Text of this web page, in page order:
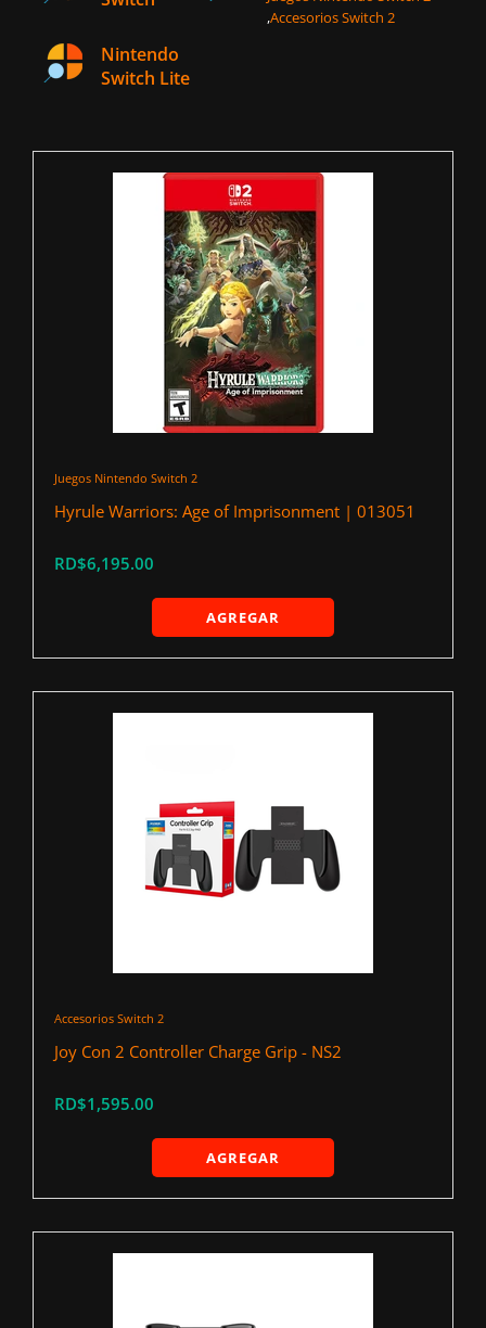
,Accesorios Switch 2
Nintendo
Switch Lite
Juegos Nintendo Switch 2
Hyrule Warriors: Age of Imprisonment | 013051
RD$6,195.00
AGREGAR
Accesorios Switch 2
Joy Con 2 Controller Charge Grip - NS2
RD$1,595.00
AGREGAR